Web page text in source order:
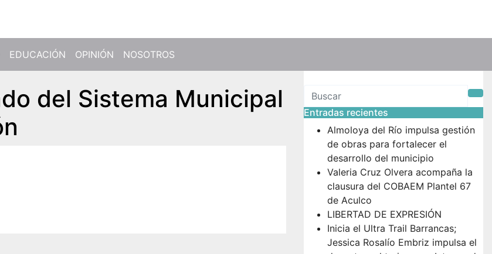
EDUCACIÓN OPINIÓN
NOSOTROS
del Sistema Municipal
Entradas recientes
Almoloya del Río impulsa gestión
de obras para fortalecer el
desarrollo del municipio
Valeria Cruz Olvera acompaña la
clausura del COBAEM Plantel 67
de Aculco
LIBERTAD DE EXPRESIÓN
Inicia el Ultra Trail Barrancas;
Jessica Rosalío Embriz impulsa el